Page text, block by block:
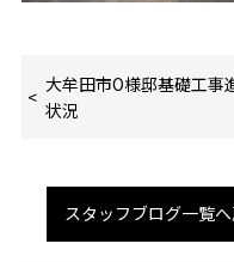
大牟田市O様邸基礎工事
状況
スタッフブログ一覧